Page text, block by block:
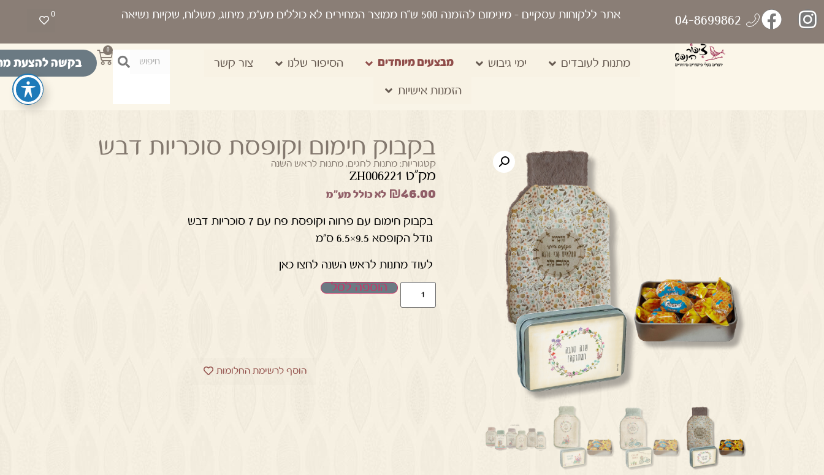
0 אתר ללקוחות עסקיים- מינימום להזמנה 500 ש“ח ממוצר המחירים לא כוללים מע"מ, מיתוג, משלוח, שקיות נשיאה 04-8699862
מתנות לעובדים ימי גיבוש מבצעים מיוחדים הסיפור שלנו צור קשר
הזמנות אישיות
0
בקשה להצעת
בקבוק חימום וקופסת סוכריות דבש
קטגוריות: מתנות לחגים,מתנות לראש השנה
מק"ט ZH006221
₪46.00 לא כולל מע"מ
בקבוק חימום עם פרווה וקופסת פח עם 7 סוכריות דבש
גודל הקופסא 9.5×6.5 ס"מ
לעוד מתנות לראש השנה לחצו כאן
הוספה לסל
הוסף לרשימת החלומות